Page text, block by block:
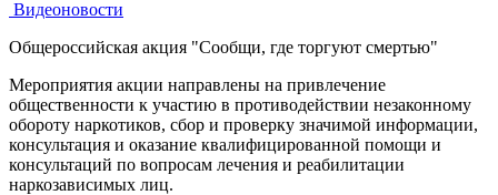
Видеоновости
Общероссийская акция "Сообщи, где торгуют смертью"
Мероприятия акции направлены на привлечение
общественности к участию в противодействии незаконному
обороту наркотиков, сбор и проверку значимой информации,
консультация и оказание квалифицированной помощи и
консультаций по вопросам лечения и реабилитации
наркозависимых лиц.